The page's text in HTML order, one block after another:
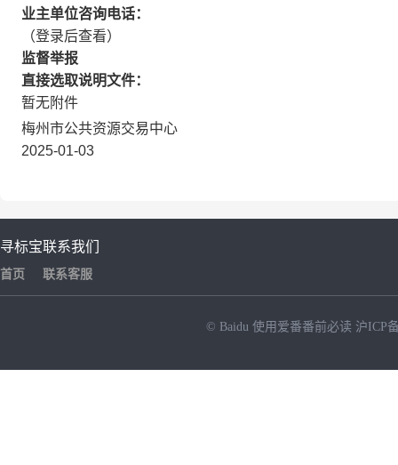
业主单位咨询电话：
（登录后查看）
监督举报
直接选取说明文件：
暂无附件
梅州市公共资源交易中心
2025-01-03
寻标宝
首页
联系我们
联系客服
© Baidu 使用爱番番前必读 沪ICP